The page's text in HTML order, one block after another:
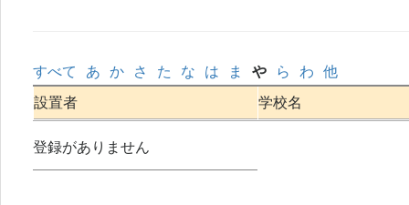
すべて あ か さ た な は ま や ら わ
他
設置者
学校名
登録がありません